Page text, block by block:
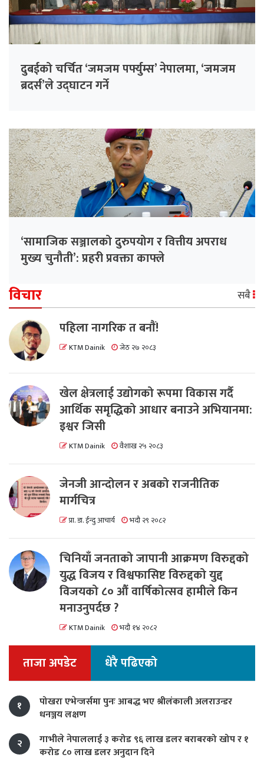
दुबईको चर्चित ‘जमजम पर्फ्युम्स’ नेपालमा, ‘जमजम
ब्रदर्स’ले उद्घाटन गर्ने
‘सामाजिक सञ्जालको दुरुपयोग र वित्तीय अपराध
मुख्य चुनौती’: प्रहरी प्रवक्ता काफ्ले
विचार सबै
पहिला नागरिक त बनाैं!
KTM Dainik जेठ २७ २०८३
खेल क्षेत्रलाई उद्योगको रूपमा विकास गर्दै
आर्थिक समृद्धिको आधार बनाउने अभियानमा:
इश्वर जिसी
KTM Dainik वैशाख २५ २०८३
जेनजी आन्दोलन र अबको राजनीतिक
मार्गचित्र
प्रा. डा. ईन्दु आचार्य भदौ २९ २०८२
चिनियाँ जनताको जापानी आक्रमण विरुद्दको
युद्ध विजय र विश्वफासिष्ट विरुद्दको युद्द
विजयको ८० औं वार्षिकोत्सव हामीले किन
मनाउनुपर्दछ ?
KTM Dainik भदौ १४ २०८२
ताजा अपडेट धेरै पढिएको
१
पोखरा एभेन्जर्समा पुनः आबद्ध भए श्रीलंकाली अलराउन्डर
धनञ्जय लक्षण
२
गाभीले नेपाललाई ३ करोड ९६ लाख डलर बराबरको खोप र १
करोड ८० लाख डलर अनुदान दिने